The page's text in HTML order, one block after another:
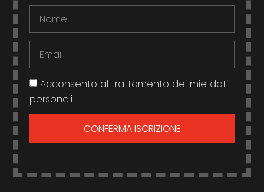
Acconsento al trattamento dei mie dati
personali
CONFERMA ISCRIZIONE